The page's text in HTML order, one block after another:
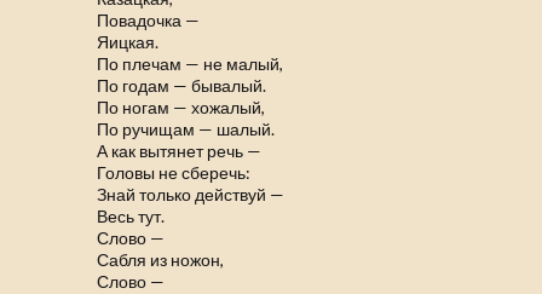
Повадочка —
Яицкая.
По плечам — не малый,
По годам — бывалый.
По ногам — хожалый,
По ручищам — шалый.
А как вытянет речь —
Головы не сберечь:
Знай только действуй —
Весь тут.
Слово —
Сабля из ножон,
Слово —